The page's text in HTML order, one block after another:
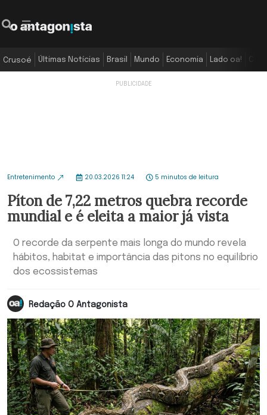
Crusoé Últimas Notícias Brasil Mundo Economia Lado oa!
Entretenimento 20.03.2026 11:24 5 minutos de leitura
Píton de 7,22 metros quebra recorde
mundial e é eleita a maior já vista
O recorde da serpente mais longa do mundo revela
hábitos, habitat e importância das pitons no equilíbrio
dos ecossistemas
Redação O Antagonista